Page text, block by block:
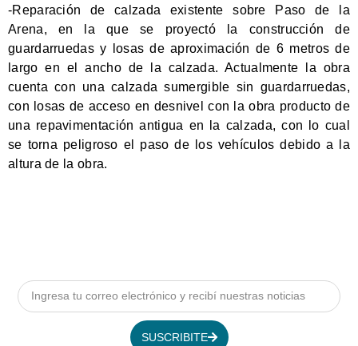
-Reparación de calzada existente sobre Paso de la
Arena, en la que se proyectó la construcción de
guardarruedas y losas de aproximación de 6 metros de
largo en el ancho de la calzada. Actualmente la obra
cuenta con una calzada sumergible sin guardarruedas,
con losas de acceso en desnivel con la obra producto de
una repavimentación antigua en la calzada, con lo cual
se torna peligroso el paso de los vehículos debido a la
altura de la obra.
SUSCRIBITE